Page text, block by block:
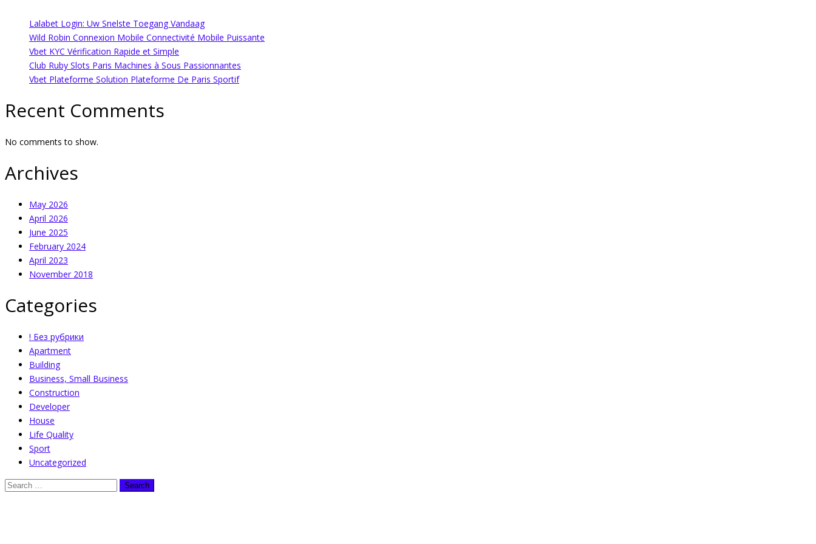
Lalabet Login: Uw Snelste Toegang Vandaag
Wild Robin Connexion Mobile Connectivité Mobile Puissante
Vbet KYC Vérification Rapide et Simple
Club Ruby Slots Paris Machines à Sous Passionnantes
Vbet Plateforme Solution Plateforme De Paris Sportif
Recent Comments
No comments to show.
Archives
May 2026
April 2026
June 2025
February 2024
April 2023
November 2018
Categories
! Без рубрики
Apartment
Building
Business, Small Business
Construction
Developer
House
Life Quality
Sport
Uncategorized